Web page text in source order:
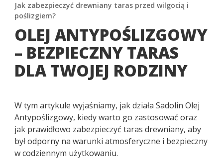
Jak zabezpieczyć drewniany taras przed wilgocią i
poślizgiem?
OLEJ ANTYPOŚLIZGOWY
– BEZPIECZNY TARAS
DLA TWOJEJ RODZINY
W tym artykule wyjaśniamy, jak działa Sadolin Olej
Antypoślizgowy, kiedy warto go zastosować oraz
jak prawidłowo zabezpieczyć taras drewniany, aby
był odporny na warunki atmosferyczne i bezpieczny
w codziennym użytkowaniu.